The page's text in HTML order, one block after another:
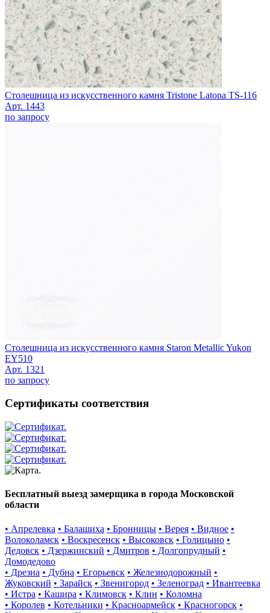
Столешница из искусственного камня Tristone Latona TS-116
Арт. 1443
по запросу
Столешница из искусственного камня Staron Metallic Yukon
EY510
Арт. 1321
по запросу
Сертификаты соответствия
Бесплатный выезд замерщика в города Московской
области
• Апрелевка • Балашиха • Бронницы • Верея • Видное •
Волоколамск • Воскресенск • Высоковск • Голицыно •
Дедовск • Дзержинский • Дмитров • Долгопрудный •
Домодедово
• Дрезна • Дубна • Егорьевск • Железнодорожный •
Жуковский • Зарайск • Звенигород • Зеленоград • Ивантеевка
• Истра • Кашира • Климовск • Клин • Коломна
• Королев • Котельники • Красноармейск • Красногорск •